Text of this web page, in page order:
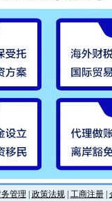
务管理 政策法规| 工商注册|